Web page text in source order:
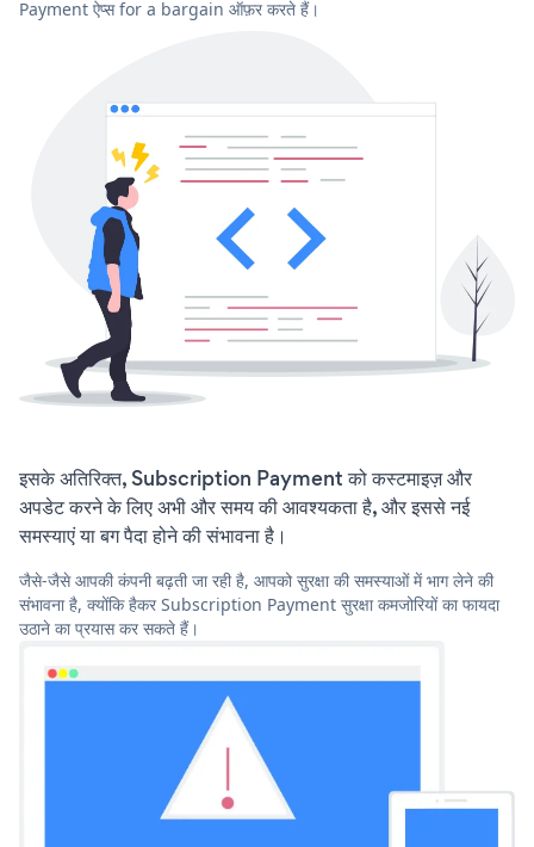
Payment ऐप्स for a bargain ऑफ़र करते हैं।
इसके अतिरिक्त, Subscription Payment को कस्टमाइज़ और
अपडेट करने के लिए अभी और समय की आवश्यकता है, और इससे नई
समस्याएं या बग पैदा होने की संभावना है।
जैसे-जैसे आपकी कंपनी बढ़ती जा रही है, आपको सुरक्षा की समस्याओं में भाग लेने की
संभावना है, क्योंकि हैकर Subscription Payment सुरक्षा कमजोरियों का फायदा
उठाने का प्रयास कर सकते हैं।